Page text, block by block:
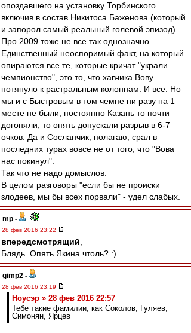
опоздавшего на установку Торбинского
включив в состав Никитоса Баженова (который
и запорол самый реальный голевой эпизод).
Про 2009 тоже не все так однозначно.
Единственный неоспоримый факт, на который
опираются все те, которые кричат "украли
чемпионство", это то, что хавчика Вову
потянуло к растральным колоннам. И все. Но
мы и с Быстровым в том чемпе ни разу на 1
месте не были, постоянно Казань то почти
догоняли, то опять допускали разрыв в 6-7
очков. Да и Сосланчик, полагаю, срал в
последних турах вовсе не от того, что "Вова
нас покинул".
Так что не надо домыслов.
В целом разговоры "если бы не происки
злодеев, мы бы всех порвали" - удел слабых.
mp -
28 фев 2016 23:22
впередсмотрящий
Блядь. Опять Якина чтоль? :)
gimp2 -
28 фев 2016 23:19
Ноусэр » 28 фев 2016 22:57
Тебе такие фамилии, как Соколов, Гуляев,
Симонян, Ярцев